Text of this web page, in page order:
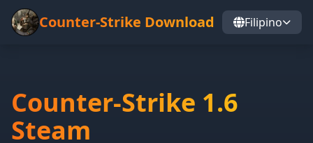
Counter-Strike Download Filipino
Counter-Strike 1.6
Steam